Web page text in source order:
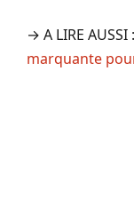
→ A LIRE AUSSI :
marquante